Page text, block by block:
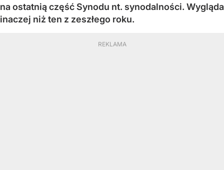
na ostatnią część Synodu nt. synodalności. Wygląda
inaczej niż ten z zeszłego roku.